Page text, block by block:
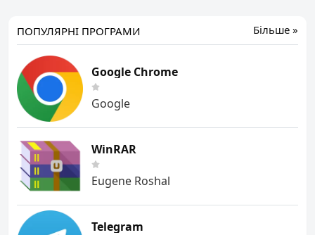
Більше »
ПОПУЛЯРНІ ПРОГРАМИ
Google Chrome
Google
WinRAR
Eugene Roshal
Telegram